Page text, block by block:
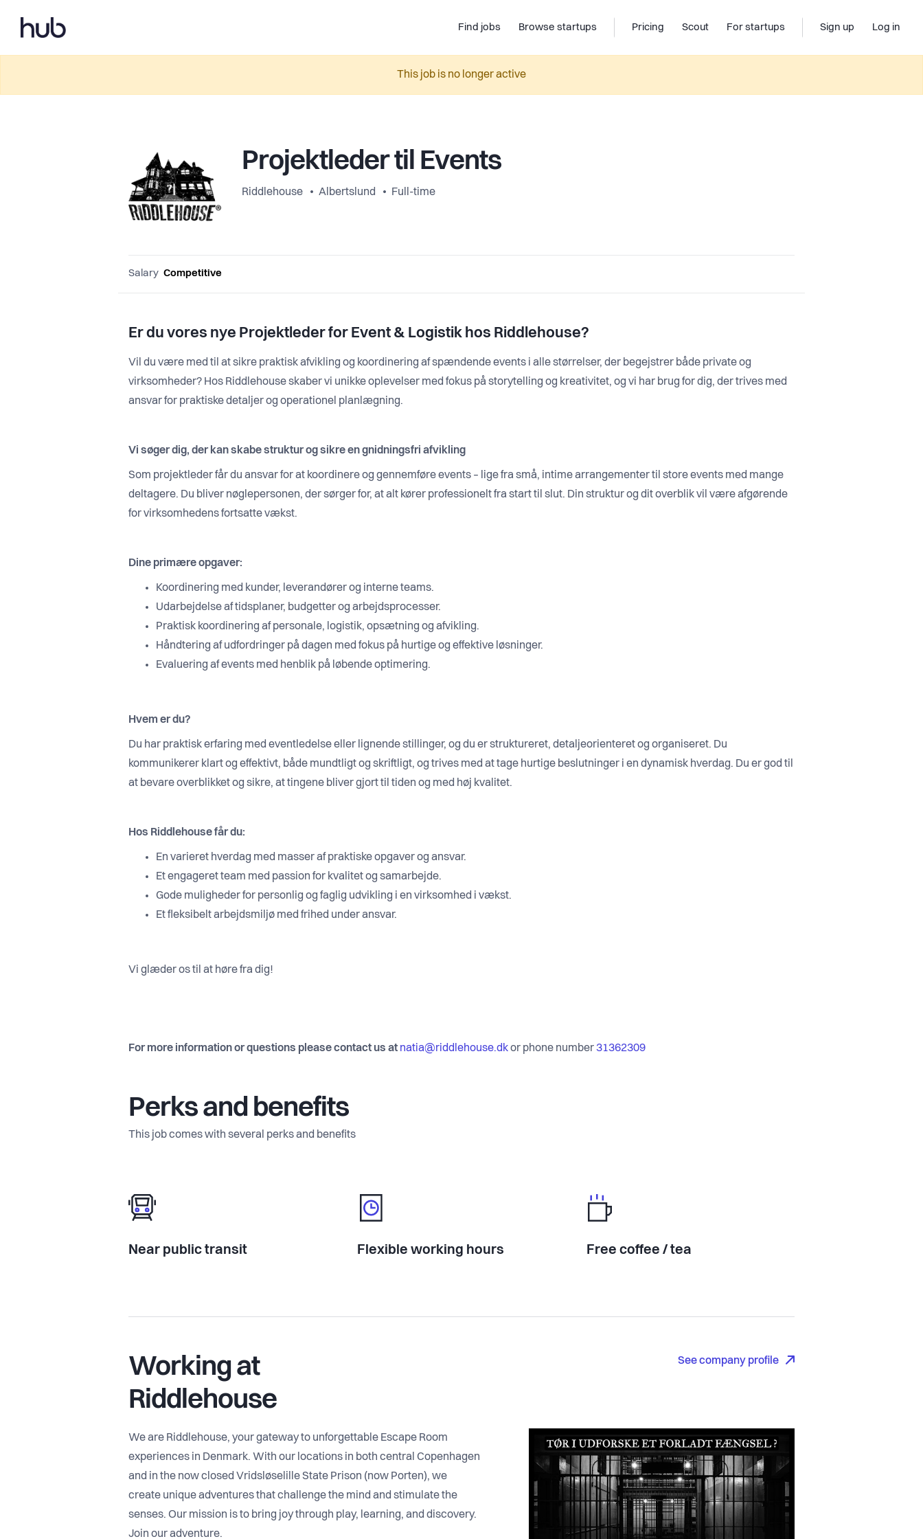
Find jobs Browse startups Pricing Scout For startups Sign up Log in
This job is no longer active
Projektleder til Events
Riddlehouse Albertslund Full-time
Salary Competitive
Er du vores nye Projektleder for Event & Logistik hos Riddlehouse?
Vil du være med til at sikre praktisk afvikling og koordinering af spændende events i alle størrelser, der begejstrer både private og
virksomheder? Hos Riddlehouse skaber vi unikke oplevelser med fokus på storytelling og kreativitet, og vi har brug for dig, der trives med
ansvar for praktiske detaljer og operationel planlægning.
Vi søger dig, der kan skabe struktur og sikre en gnidningsfri afvikling
Som projektleder får du ansvar for at koordinere og gennemføre events – lige fra små, intime arrangementer til store events med mange
deltagere. Du bliver nøglepersonen, der sørger for, at alt kører professionelt fra start til slut. Din struktur og dit overblik vil være afgørende
for virksomhedens fortsatte vækst.
Dine primære opgaver:
Koordinering med kunder, leverandører og interne teams.
Udarbejdelse af tidsplaner, budgetter og arbejdsprocesser.
Praktisk koordinering af personale, logistik, opsætning og afvikling.
Håndtering af udfordringer på dagen med fokus på hurtige og effektive løsninger.
Evaluering af events med henblik på løbende optimering.
Hvem er du?
Du har praktisk erfaring med eventledelse eller lignende stillinger, og du er struktureret, detaljeorienteret og organiseret. Du
kommunikerer klart og effektivt, både mundtligt og skriftligt, og trives med at tage hurtige beslutninger i en dynamisk hverdag. Du er god til
at bevare overblikket og sikre, at tingene bliver gjort til tiden og med høj kvalitet.
Hos Riddlehouse får du:
En varieret hverdag med masser af praktiske opgaver og ansvar.
Et engageret team med passion for kvalitet og samarbejde.
Gode muligheder for personlig og faglig udvikling i en virksomhed i vækst.
Et fleksibelt arbejdsmiljø med frihed under ansvar.
Vi glæder os til at høre fra dig!
For more information or questions please contact us at natia@riddlehouse.dkor phone number31362309
Perks and benefits
This job comes with several perks and benefits
Near public transit Flexible working hours Free coffee / tea
Working at
Riddlehouse
See company profile
We are Riddlehouse, your gateway to unforgettable Escape Room
experiences in Denmark. With our locations in both central Copenhagen
and in the now closed Vridsløselille State Prison (now Porten), we
create unique adventures that challenge the mind and stimulate the
senses. Our mission is to bring joy through play, learning, and discovery.
Join our adventure.